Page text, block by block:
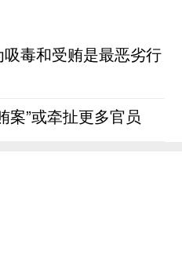
毒和受贿是最恶劣行
案”或牵扯更多官员